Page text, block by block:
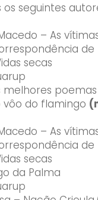
seguintes
– As
secas
melhores
vôo do flamingo
– As
secas
da Palma